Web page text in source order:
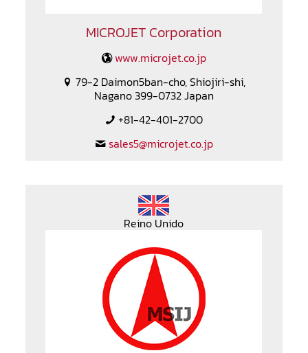
MICROJET Corporation
www.microjet.co.jp
79-2 Daimon5ban-cho, Shiojiri-shi,
Nagano 399-0732 Japan
+81-42-401-2700
sales5@microjet.co.jp
Reino Unido